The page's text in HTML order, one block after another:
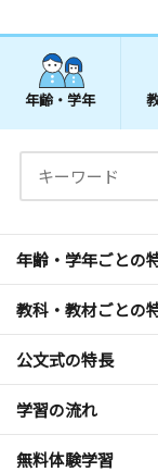
年齢・学年
年齢・学年ごとの
教科・教材ごとの
公文式の特長
学習の流れ
無料体験学習